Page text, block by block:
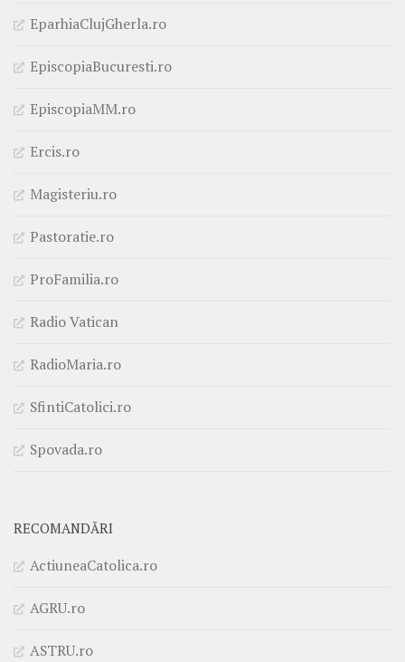
EparhiaClujGherla.ro
EpiscopiaBucuresti.ro
EpiscopiaMM.ro
Ercis.ro
Magisteriu.ro
Pastoratie.ro
ProFamilia.ro
Radio Vatican
RadioMaria.ro
SfintiCatolici.ro
Spovada.ro
RECOMANDĂRI
ActiuneaCatolica.ro
AGRU.ro
ASTRU.ro